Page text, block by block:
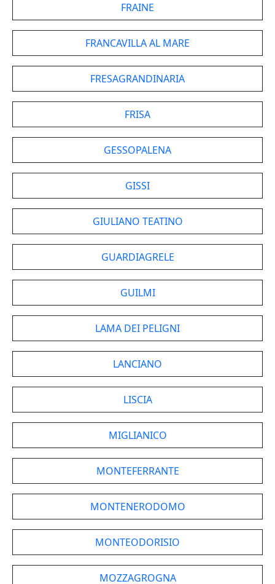
FRAINE
FRANCAVILLA AL MARE
FRESAGRANDINARIA
FRISA
GESSOPALENA
GISSI
GIULIANO TEATINO
GUARDIAGRELE
GUILMI
LAMA DEI PELIGNI
LANCIANO
LISCIA
MIGLIANICO
MONTEFERRANTE
MONTENERODOMO
MONTEODORISIO
MOZZAGROGNA